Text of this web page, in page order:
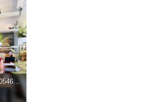
329989559_1933182103705460_2385577407811577637_n.jpg